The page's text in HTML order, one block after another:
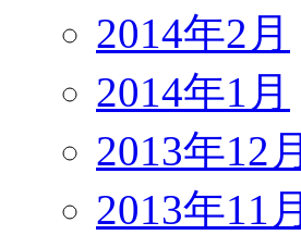
2014年2月
2014年1月
2013年12月
2013年11月